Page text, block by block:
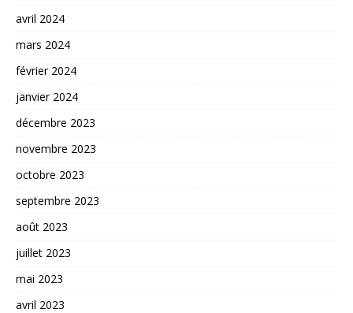
avril 2024
mars 2024
février 2024
janvier 2024
décembre 2023
novembre 2023
octobre 2023
septembre 2023
août 2023
juillet 2023
mai 2023
avril 2023